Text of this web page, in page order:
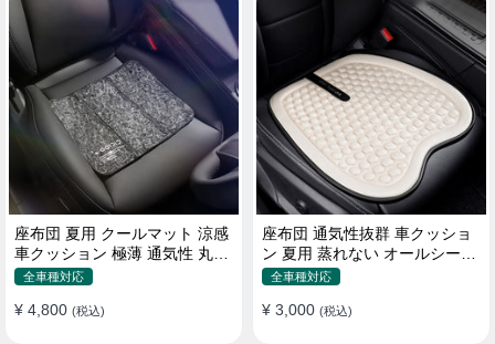
座布団 夏用 クールマット 涼感
車クッション 極薄 通気性 丸洗
いOK すずしい
全車種対応
¥ 4,800 (税込)
座布団 通気性抜群 車クッショ
ン 夏用 蒸れない オールシーズ
ン おしゃれ
全車種対応
¥ 3,000 (税込)